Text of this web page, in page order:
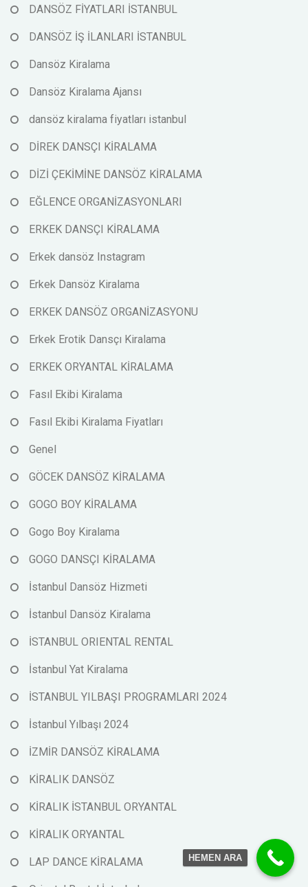
DANSÖZ FİYATLARI İSTANBUL
DANSÖZ İŞ İLANLARI İSTANBUL
Dansöz Kiralama
Dansöz Kiralama Ajansı
dansöz kiralama fiyatları istanbul
DİREK DANSÇI KİRALAMA
DİZİ ÇEKİMİNE DANSÖZ KİRALAMA
EĞLENCE ORGANİZASYONLARI
ERKEK DANSÇI KİRALAMA
Erkek dansöz Instagram
Erkek Dansöz Kiralama
ERKEK DANSÖZ ORGANİZASYONU
Erkek Erotik Dansçı Kiralama
ERKEK ORYANTAL KİRALAMA
Fasıl Ekibi Kiralama
Fasıl Ekibi Kiralama Fiyatları
Genel
GÖCEK DANSÖZ KİRALAMA
GOGO BOY KİRALAMA
Gogo Boy Kiralama
GOGO DANSÇI KİRALAMA
İstanbul Dansöz Hizmeti
İstanbul Dansöz Kiralama
İSTANBUL ORIENTAL RENTAL
İstanbul Yat Kiralama
İSTANBUL YILBAŞI PROGRAMLARI 2024
İstanbul Yılbaşı 2024
İZMİR DANSÖZ KİRALAMA
KİRALIK DANSÖZ
KİRALIK İSTANBUL ORYANTAL
KİRALIK ORYANTAL
LAP DANCE KİRALAMA HEMEN ARA